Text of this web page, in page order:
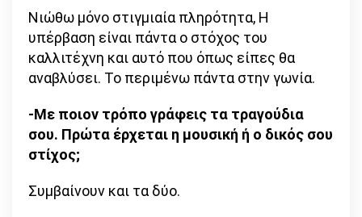
Νιώθω μόνο στιγμιαία πληρότητα, Η
υπέρβαση είναι πάντα ο στόχος του
καλλιτέχνη και αυτό που όπως είπες θα
αναβλύσει. Το περιμένω πάντα στην γωνία.
-Με ποιον τρόπο γράφεις τα τραγούδια
σου. Πρώτα έρχεται η μουσική ή ο δικός σου
στίχος;
Συμβαίνουν και τα δύο.